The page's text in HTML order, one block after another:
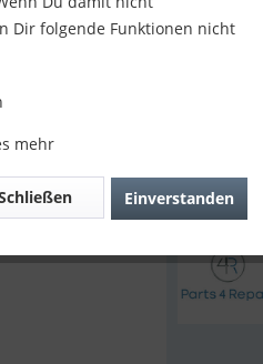
18,90
Sofort
Dir folgende Funktionen nicht
mehr
Einverstanden